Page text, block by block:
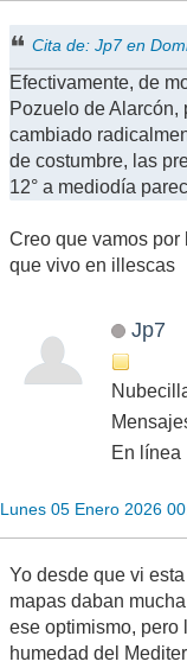
Cita de: Jp7 en
Efectivamente, de
Pozuelo de Alarcón,
cambiado
de costumbre, las
12° a mediodía
Creo que vamos por
que vivo en illescas
Jp7
En línea
Lunes 05 Enero 2026
Yo desde que vi
mapas daban
ese optimismo, pero
humedad del